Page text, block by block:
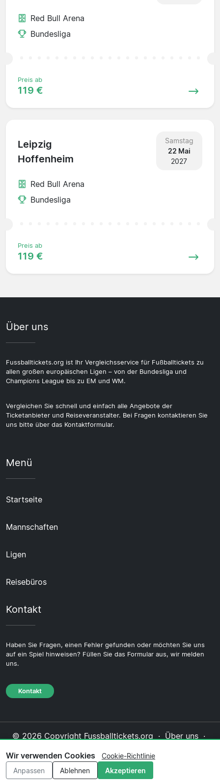
Red Bull Arena
Bundesliga
Preis ab
119 €
Leipzig
Hoffenheim
Samstag
22 Mai
2027
Red Bull Arena
Bundesliga
Preis ab
119 €
Über uns
Fussballtickets.org ist Ihr Vergleichsservice für Fußballtickets zu
allen großen europäischen Ligen – von der Bundesliga und
Champions League bis zu EM und WM.
Vergleichen Sie schnell und einfach alle Angebote der
Ticketanbieter und Reiseveranstalter. Bei Fragen kontaktieren Sie
uns bitte über das Kontaktformular.
Menü
Startseite
Mannschaften
Ligen
Reisebüros
Kontakt
Haben Sie Fragen, einen Fehler gefunden oder möchten Sie uns
auf ein Spiel hinweisen? Füllen Sie das Formular aus, wir melden
uns.
Kontakt
© 2026 Copyright Fussballtickets.org · Über uns ·
Cookie-Richtlinie·Redaktionelle Richtlinie
Wir verwenden Cookies
Cookie-Richtlinie
Anpassen
Ablehnen Akzeptieren